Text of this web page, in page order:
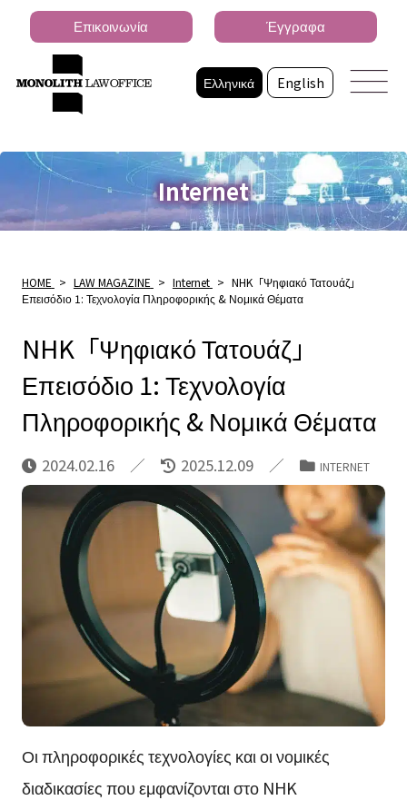
Ελληνικά English
Επικοινωνία Έγγραφα
Internet
HOME > LAW MAGAZINE > Internet > NHK「Ψηφιακό Τατουάζ」
Επεισόδιο 1: Τεχνολογία Πληροφορικής & Νομικά Θέματα
NHK「Ψηφιακό Τατουάζ」
Επεισόδιο 1: Τεχνολογία
Πληροφορικής & Νομικά Θέματα
2024.02.16 2025.12.09 INTERNET
Οι πληροφορικές τεχνολογίες και οι νομικές
διαδικασίες που εμφανίζονται στο NHK